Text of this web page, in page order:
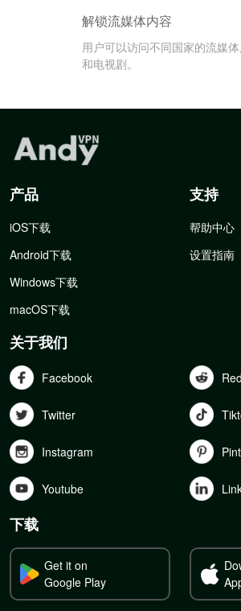
解锁流媒体内容
用户可以访问不同国家的流媒
和电视剧。
产品
iOS下载
Android下载
Windows下载
macOS下载
支持
帮助中心
设置指南
关于我们
Facebook
Twitter
Instagram
Youtube
下载
Get it on
Google Play